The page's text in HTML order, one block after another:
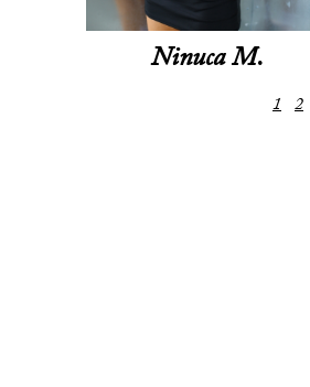
Ninuca M.
1 2